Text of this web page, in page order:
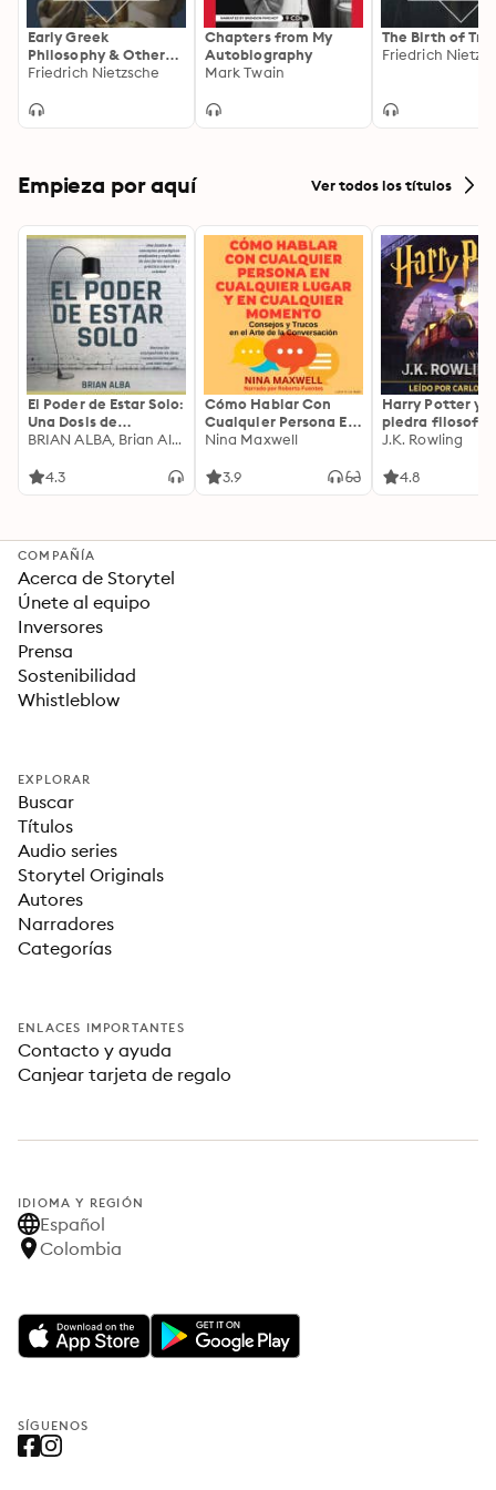
Early Greek
Philosophy & Other
Essays
Friedrich Nietzsche
Chapters from My
Autobiography
Mark Twain
The Birth of
Friedrich
Empieza por aquí Ver todos los títulos
El Poder de Estar Solo:
Una Dosis de
Motivación
Ideas Revolucionarias
BRIAN ALBA, Brian Alba
4.3
Cómo Hablar Con
Cualquier Persona En
Cualquier Lugar Y En
Nina Maxwell
3.9
Harry Potter y
piedra filosofal
J.K. Rowling
4.8
COMPAÑÍA
Acerca de Storytel
Únete al equipo
Inversores
Prensa
Sostenibilidad
Whistleblow
EXPLORAR
Buscar
Títulos
Audio series
Storytel Originals
Autores
Narradores
Categorías
ENLACES IMPORTANTES
Contacto y ayuda
Canjear tarjeta de regalo
IDIOMA Y REGIÓN
Español
Colombia
SÍGUENOS